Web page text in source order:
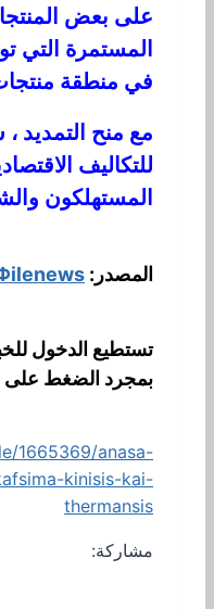
على بعض
المستمرة التي
في منطقة
مع منح التمديد
للتكاليف
المستهلكون
المصدر:
تستطيع الدخول
بمجرد الضغط على
1665369/anasa-
kinisis-kai-
thermansis
مشاركة: